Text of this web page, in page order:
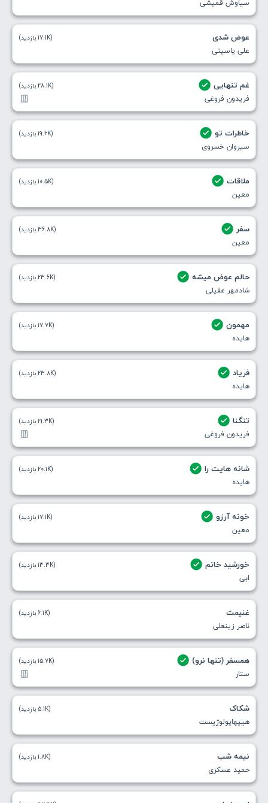
سیاوش قمیشی
عوض شدی
علی یاسینی
(17.1K بازدید)
غم تنهایی
فریدون فروغی
(28.1K بازدید)
خاطرات تو
سیروان خسروی
(19.6K بازدید)
ملاقات
معین
(10.5K بازدید)
سفر
معین
(36.8K بازدید)
حالم عوض میشه
شادمهر عقیلی
(23.6K بازدید)
مهمون
هایده
(17.7K بازدید)
فریاد
هایده
(23.8K بازدید)
تنگنا
فریدون فروغی
(19.3K بازدید)
شانه هایت را
هایده
(20.1K بازدید)
خونه آرزو
معین
(17.1K بازدید)
خورشید خانم
ابی
(13.3K بازدید)
غنیمت
ناصر زینعلی
(6.1K بازدید)
همسفر (تنها نرو)
ستار
(15.7K بازدید)
شکاک
هیپهاپولوژیست
(5.1K بازدید)
نیمه شب
حمید عسکری
(1.8K بازدید)